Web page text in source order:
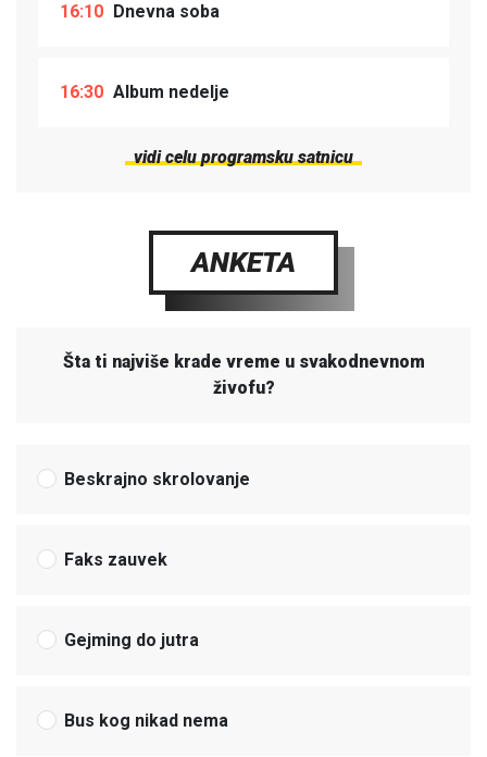
16:10 Dnevna soba
16:30 Album nedelje
vidi celu programsku satnicu
ANKETA
Šta ti najviše krade vreme u svakodnevnom
živofu?
Beskrajno skrolovanje
Faks zauvek
Gejming do jutra
Bus kog nikad nema